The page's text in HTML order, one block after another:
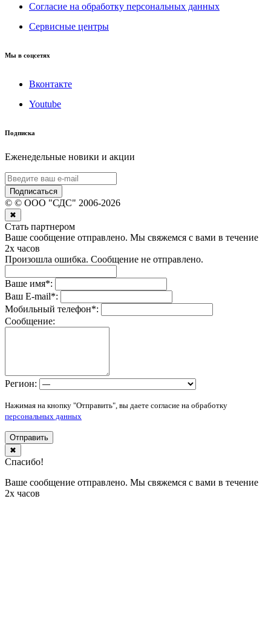
Согласие на обработку персональных данных
Сервисные центры
Мы в соцсетях
Вконтакте
Youtube
Подписка
Еженедельные новики и акции
Подписаться
© © ООО "СДС" 2006-2026
✖
Стать партнером
Ваше сообщение отправлено. Мы свяжемся с вами в течение
2х часов
Произошла ошибка. Сообщение не отправлено.
Ваше имя*:
Ваш E-mail*:
Мобильный телефон*:
Сообщение:
Регион:
Нажимая на кнопку "Отправить", вы даете согласие на обработку
персональных данных
Отправить
✖
Спасибо!
Ваше сообщение отправлено. Мы свяжемся с вами в течение
2х часов